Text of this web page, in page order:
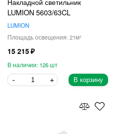
LUMION 5603/63CL
LUMION
21
15 215
126
В корзину